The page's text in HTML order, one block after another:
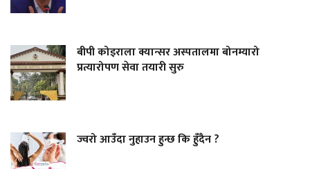
बीपी कोइराला क्यान्सर अस्पतालमा बोनम्यारो
प्रत्यारोपण सेवा तयारी सुरु
ज्वरो आउँदा नुहाउन हुन्छ कि हुँदैन ?